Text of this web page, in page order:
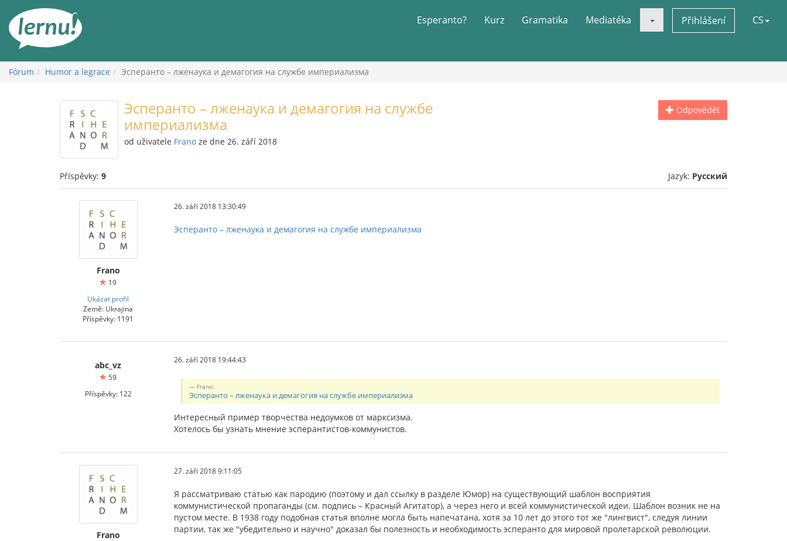
obsahu
Esperanto? Kurz Gramatika Mediatéka Přihlášení CS
Fórum Humor a legrace Эсперанто – лженаука и демагогия на службе империализма
Odpovědět
Эсперанто – лженаука и демагогия на службе
империализма
od uživatele Frano ze dne 26. září 2018
Příspěvky: 9 Jazyk: Русский
Frano
19
Ukázat profil
Země: Ukrajina
Příspěvky: 1191
26. září 2018 13:30:49
Эсперанто – лженаука и демагогия на службе империализма
abc_vz
59
Příspěvky: 122
26. září 2018 19:44:43
Frano:
Эсперанто – лженаука и демагогия на службе империализма
Интересный пример творчества недоумков от марксизма.
Хотелось бы узнать мнение эсперантистов-коммунистов.
Frano
27. září 2018 9:11:05
Я рассматриваю статью как пародию (поэтому и дал ссылку в разделе Юмор) на существующий шаблон восприятия
коммунистической пропаганды (см. подпись – Красный Агитатор), а через него и всей коммунистической идеи. Шаблон возник не на
пустом месте. В 1938 году подобная статья вполне могла быть напечатана, хотя за 10 лет до этого тот же "лингвист", следуя линии
партии, так же "убедительно и научно" доказал бы полезность и необходимость эсперанто для мировой пролетарской революции.